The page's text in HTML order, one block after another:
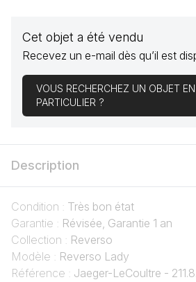
Cet objet a été vendu
Recevez un e-mail dès qu’il est
VOUS RECHERCHEZ UN OBJET EN
PARTICULIER ?
Description
Condition : Très bon état
Garantie : Révisée, Garantie 1 an
Collection : Reverso
Modèle : Reverso Lady
Référence : Jaeger-LeCoultre -